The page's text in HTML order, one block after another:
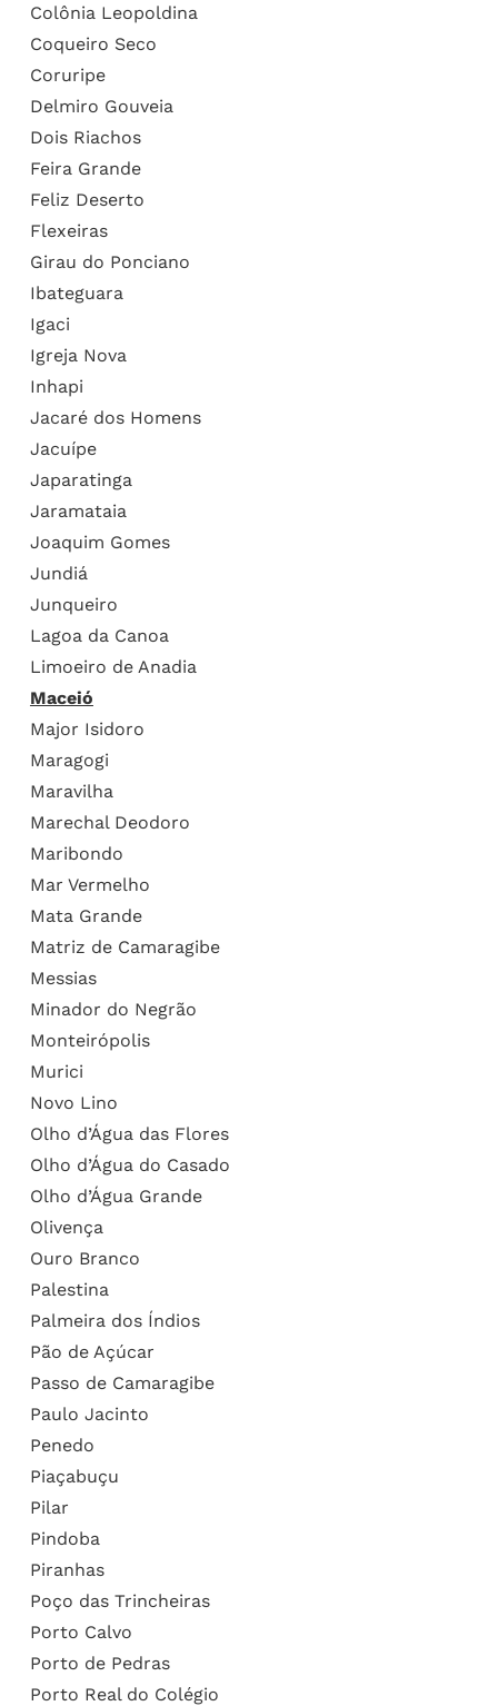
Colônia Leopoldina
Coqueiro Seco
Coruripe
Delmiro Gouveia
Dois Riachos
Feira Grande
Feliz Deserto
Flexeiras
Girau do Ponciano
Ibateguara
Igaci
Igreja Nova
Inhapi
Jacaré dos Homens
Jacuípe
Japaratinga
Jaramataia
Joaquim Gomes
Jundiá
Junqueiro
Lagoa da Canoa
Limoeiro de Anadia
Maceió
Major Isidoro
Maragogi
Maravilha
Marechal Deodoro
Maribondo
Mar Vermelho
Mata Grande
Matriz de Camaragibe
Messias
Minador do Negrão
Monteirópolis
Murici
Novo Lino
Olho d’Água das Flores
Olho d’Água do Casado
Olho d’Água Grande
Olivença
Ouro Branco
Palestina
Palmeira dos Índios
Pão de Açúcar
Passo de Camaragibe
Paulo Jacinto
Penedo
Piaçabuçu
Pilar
Pindoba
Piranhas
Poço das Trincheiras
Porto Calvo
Porto de Pedras
Porto Real do Colégio